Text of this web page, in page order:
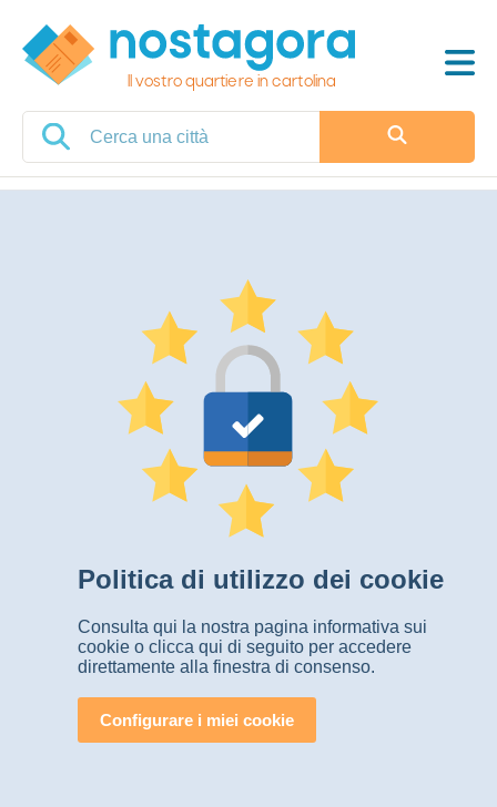
Il vostro quartiere in cartolina
Politica di utilizzo dei cookie
Consulta qui la nostra pagina informativa sui
cookie o clicca qui di seguito per accedere
direttamente alla finestra di consenso.
Configurare i miei cookie